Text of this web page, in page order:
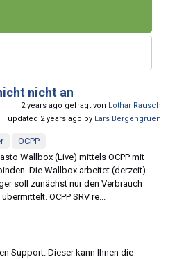
nicht an
2 years ago gefragt von Lothar Rausch
updated 2 years ago by Lars Bergengruen
OCPP
Wallbox (Live) mittels OCPP mit
Die Wallbox arbeitet (derzeit)
soll zunächst nur den Verbrauch
OCPP SRV re...
Support. Dieser kann Ihnen die